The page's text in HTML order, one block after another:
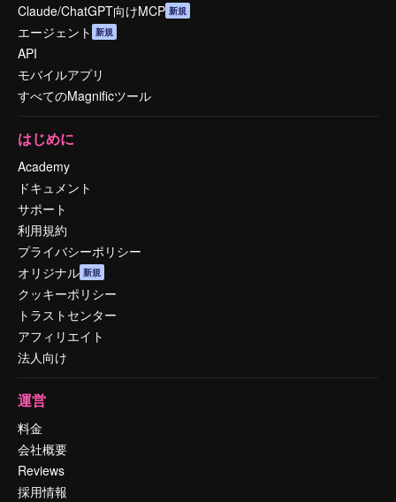
Claude/ChatGPT向けMCP 新規
エージェント 新規
API
モバイルアプリ
すべてのMagnificツール
はじめに
Academy
ドキュメント
サポート
利用規約
プライバシーポリシー
オリジナル 新規
クッキーポリシー
トラストセンター
アフィリエイト
法人向け
運営
料金
会社概要
Reviews
採用情報